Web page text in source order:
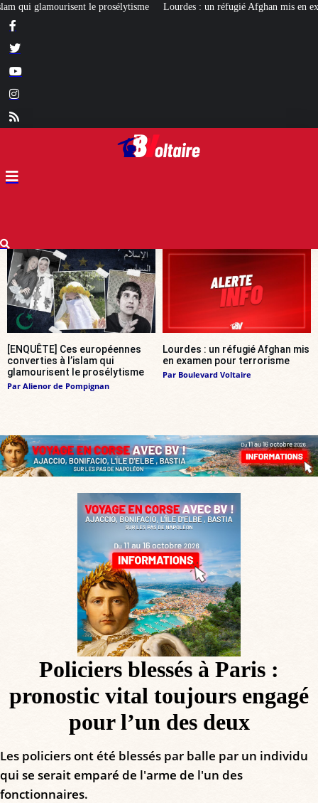
Lourdes : un réfugié Afghan mis en examen pour terrorisme Les
[ENQUÊTE] Ces européennes
converties à l’islam qui
glamourisent le prosélytisme
Par Alienor de Pompignan
Lourdes : un réfugié Afghan mis
en examen pour terrorisme
Par Boulevard Voltaire
Policiers blessés à Paris :
pronostic vital toujours engagé
pour l’un des deux
Les policiers ont été blessés par balle par un individu
qui se serait emparé de l'arme de l'un des
fonctionnaires.